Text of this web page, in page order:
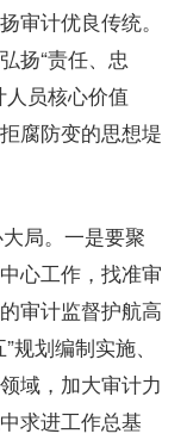
审计优良传统。
扬“责任、忠
员核心价值
腐防变的思想堤
局。一是要聚
心工作，找准审
审计监督护航高
划编制实施、
域，加大审计力
求进工作总基